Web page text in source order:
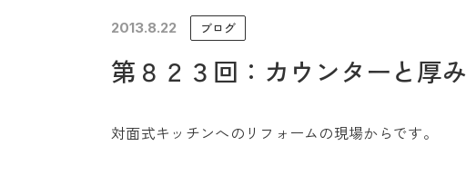
未来に住み継ぐ平屋
2013.8.22 ブログ
第８２３回：カウンターと厚み
対面式キッチンへのリフォームの現場からです。